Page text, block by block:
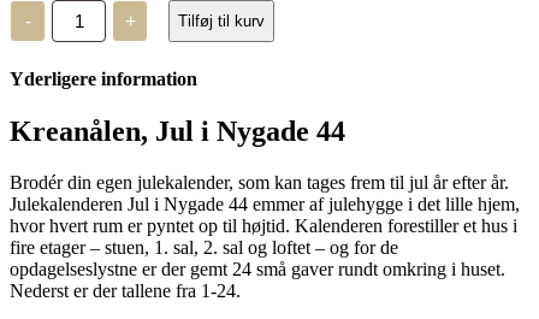
-
Jul
Nygade
+ Tilføj til kurv
Yderligere information
Kreanålen, Jul i Nygade 44
Brodér din egen julekalender, som kan tages frem til jul år efter år.
Julekalenderen Jul i Nygade 44 emmer af julehygge i det lille hjem,
hvor hvert rum er pyntet op til højtid. Kalenderen forestiller et hus i
fire etager – stuen, 1. sal, 2. sal og loftet – og for de
opdagelseslystne er der gemt 24 små gaver rundt omkring i huset.
Nederst er der tallene fra 1-24.